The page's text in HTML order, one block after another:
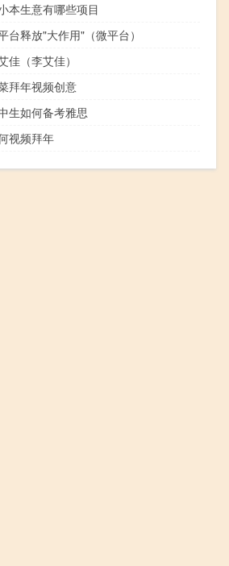
本生意有哪些项目
台释放"大作用"（微平台）
佳（李艾佳）
拜年视频创意
生如何备考雅思
视频拜年